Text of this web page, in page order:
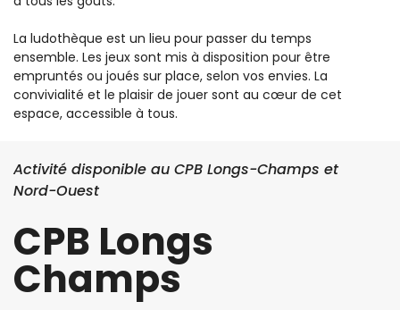
La ludothèque est un lieu pour passer du temps
ensemble. Les jeux sont mis à disposition pour être
empruntés ou joués sur place, selon vos envies. La
convivialité et le plaisir de jouer sont au cœur de cet
espace, accessible à tous.
Activité disponible au CPB Longs-Champs et
Nord-Ouest
CPB Longs
Champs